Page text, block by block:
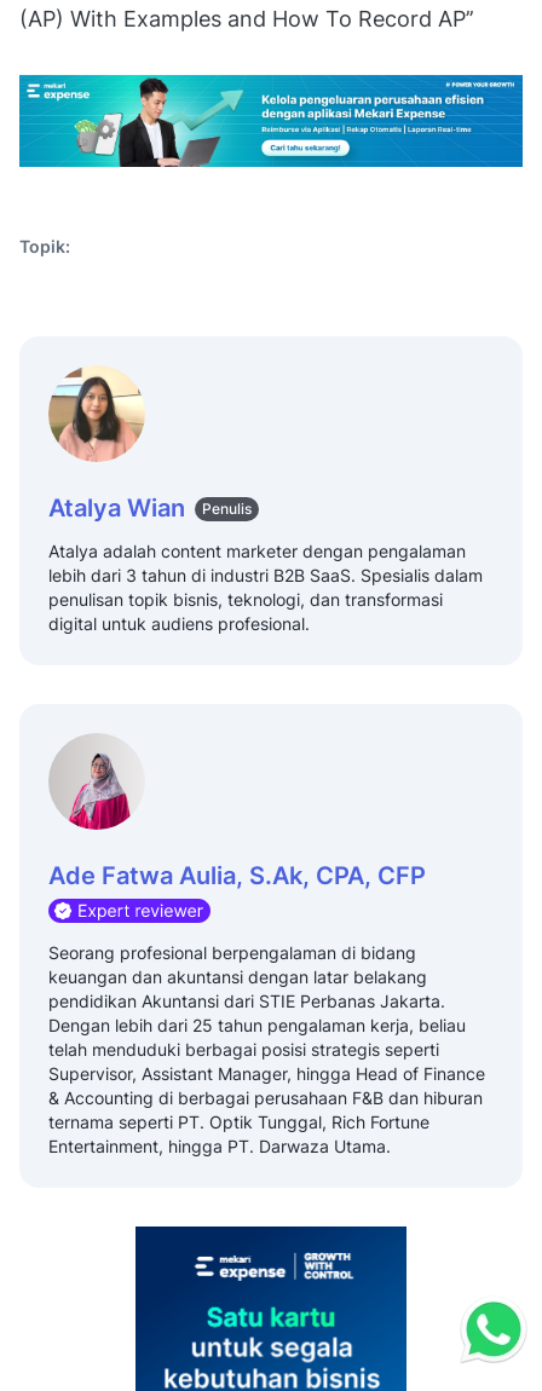
(AP) With Examples and How To Record AP’’
Topik:
Atalya Wian Penulis
Atalya adalah content marketer dengan pengalaman
lebih dari 3 tahun di industri B2B SaaS. Spesialis dalam
penulisan topik bisnis, teknologi, dan transformasi
digital untuk audiens profesional.
Ade Fatwa Aulia, S.Ak, CPA, CFP
Seorang profesional berpengalaman di bidang
keuangan dan akuntansi dengan latar belakang
pendidikan Akuntansi dari STIE Perbanas Jakarta.
Dengan lebih dari 25 tahun pengalaman kerja, beliau
telah menduduki berbagai posisi strategis seperti
Supervisor, Assistant Manager, hingga Head of Finance
& Accounting di berbagai perusahaan F&B dan hiburan
ternama seperti PT. Optik Tunggal, Rich Fortune
Entertainment, hingga PT. Darwaza Utama.